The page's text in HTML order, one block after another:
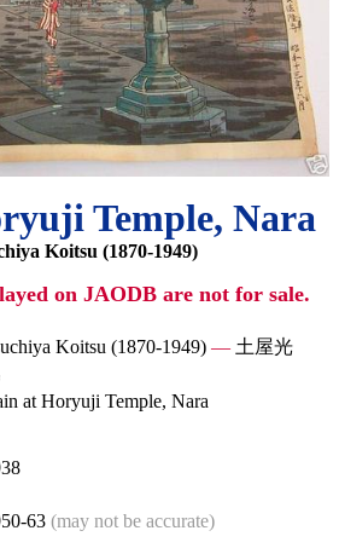
Temple, Nara
Koitsu (1870-1949)
on JAODB are not for sale.
Koitsu (1870-1949) — 土屋光
at Horyuji Temple, Nara
63 (may not be accurate)